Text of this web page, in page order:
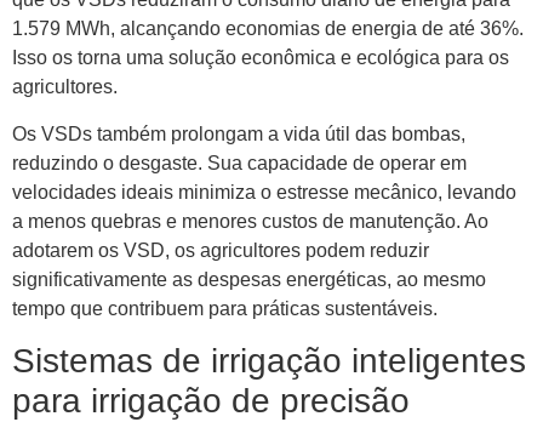
1.579 MWh, alcançando economias de energia de até 36%.
Isso os torna uma solução econômica e ecológica para os
agricultores.
Os VSDs também prolongam a vida útil das bombas,
reduzindo o desgaste. Sua capacidade de operar em
velocidades ideais minimiza o estresse mecânico, levando
a menos quebras e menores custos de manutenção. Ao
adotarem os VSD, os agricultores podem reduzir
significativamente as despesas energéticas, ao mesmo
tempo que contribuem para práticas sustentáveis.
Sistemas de irrigação inteligentes
para irrigação de precisão